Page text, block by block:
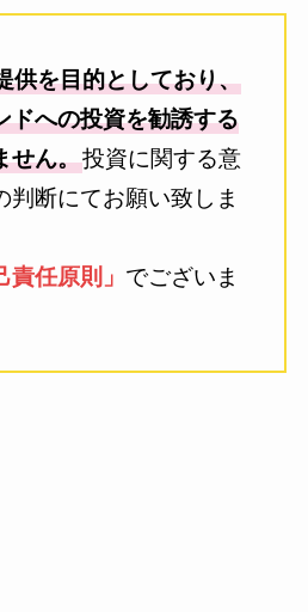
供を目的としており、
ドへの投資を勧誘する
せん。投資に関する意
判断にてお願い致しま
任原則」 でございま